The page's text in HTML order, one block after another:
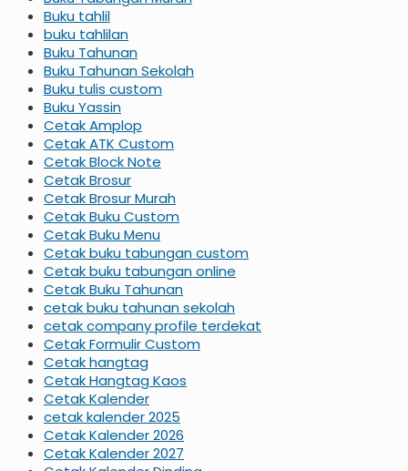
Buku tahlil
buku tahlilan
Buku Tahunan
Buku Tahunan Sekolah
Buku tulis custom
Buku Yassin
Cetak Amplop
Cetak ATK Custom
Cetak Block Note
Cetak Brosur
Cetak Brosur Murah
Cetak Buku Custom
Cetak Buku Menu
Cetak buku tabungan custom
Cetak buku tabungan online
Cetak Buku Tahunan
cetak buku tahunan sekolah
cetak company profile terdekat
Cetak Formulir Custom
Cetak hangtag
Cetak Hangtag Kaos
Cetak Kalender
cetak kalender 2025
Cetak Kalender 2026
Cetak Kalender 2027